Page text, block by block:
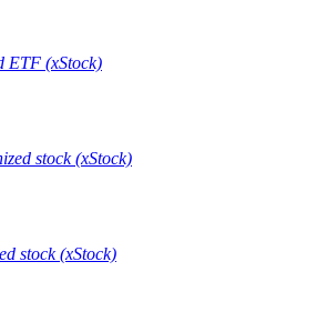
recibir recompensas en efectivo
ETF (xStock)
stock (xStock)
stock (xStock)